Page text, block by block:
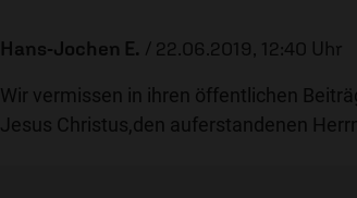
Hans-Jochen E. / 22.06.2019, 12:40 Uhr
Wir vermissen in ihren öffentlichen
Jesus Christus,den auferstandenen